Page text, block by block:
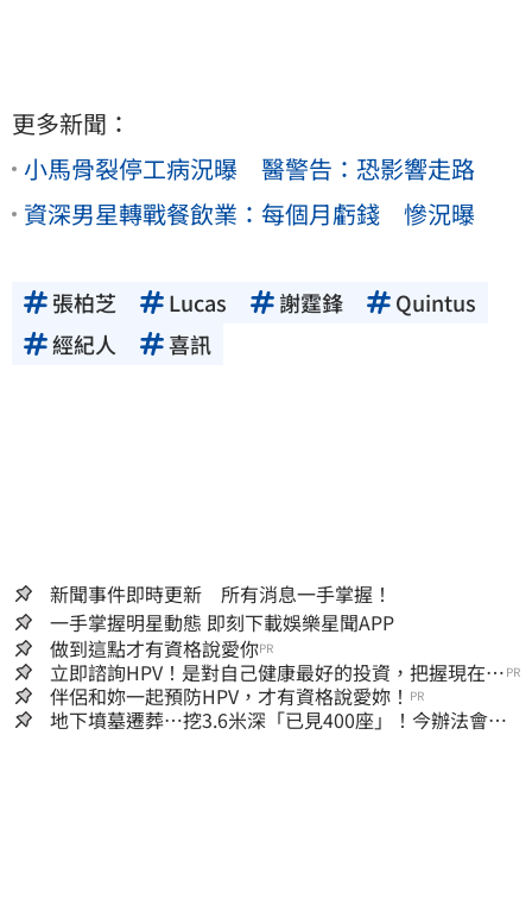
更多新聞：
小馬骨裂停工病況曝 醫警告：恐影響走路
資深男星轉戰餐飲業：每個月虧錢 慘況曝
張柏芝 Lucas 謝霆鋒
Quintus
經紀人
喜訊
新聞事件即時更新 所有消息一手掌握！
一手掌握明星動態 即刻下載娛樂星聞APP
做到這點才有資格說愛你PR
立即諮詢HPV！是對自己健康最好的投資，把握現在不
嫌晚！
PR
伴侶和妳一起預防HPV，才有資格說愛妳！ PR
地下墳墓遷葬…挖3.6米深「已見400座」！今辦法會安